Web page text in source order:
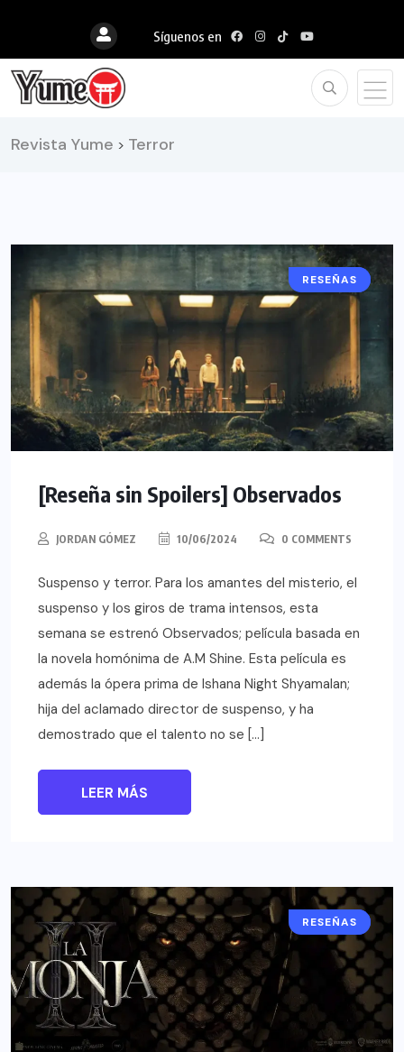
Síguenos en
Revista Yume > Terror
CINE
RESEÑAS
[Reseña sin Spoilers] Observados
JORDAN GÓMEZ 10/06/2024 0 COMMENTS
Suspenso y terror. Para los amantes del misterio, el
suspenso y los giros de trama intensos, esta
semana se estrenó Observados; película basada en
la novela homónima de A.M Shine. Esta película es
además la ópera prima de Ishana Night Shyamalan;
hija del aclamado director de suspenso, y ha
demostrado que el talento no se […]
LEER MÁS
CINE
RESEÑAS